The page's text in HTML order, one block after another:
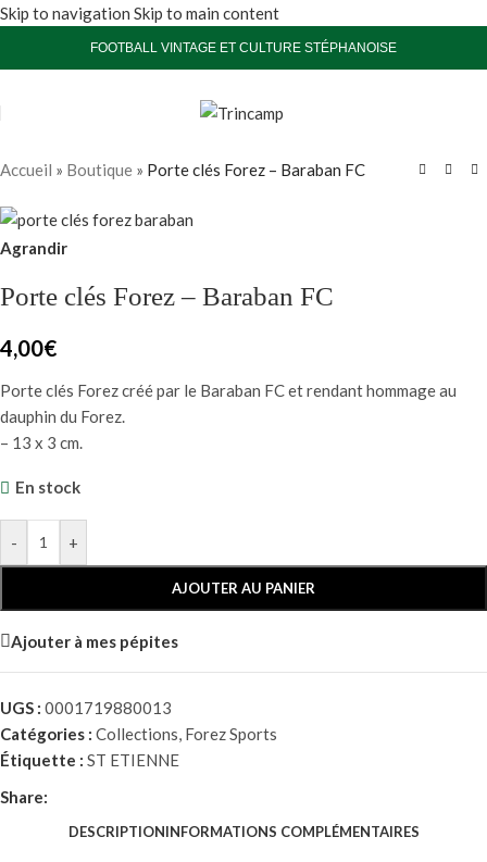
Skip to navigation Skip to main content
FOOTBALL VINTAGE ET CULTURE STÉPHANOISE
Accueil » Boutique » Porte clés Forez – Baraban FC
Agrandir
Porte clés Forez – Baraban FC
4,00€
Porte clés Forez créé par le Baraban FC et rendant hommage au
dauphin du Forez.
– 13 x 3 cm.
En stock
- +
AJOUTER AU PANIER
Ajouter à mes pépites
UGS : 0001719880013
Catégories : Collections, Forez Sports
Étiquette : ST ETIENNE
Share:
DESCRIPTIONINFORMATIONS COMPLÉMENTAIRES